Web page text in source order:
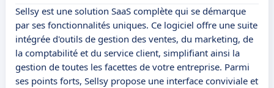
Sellsy est une solution SaaS complète qui se démarque
par ses fonctionnalités uniques. Ce logiciel offre une suite
intégrée d'outils de gestion des ventes, du marketing, de
la comptabilité et du service client, simplifiant ainsi la
gestion de toutes les facettes de votre entreprise. Parmi
ses points forts, Sellsy propose une interface conviviale et